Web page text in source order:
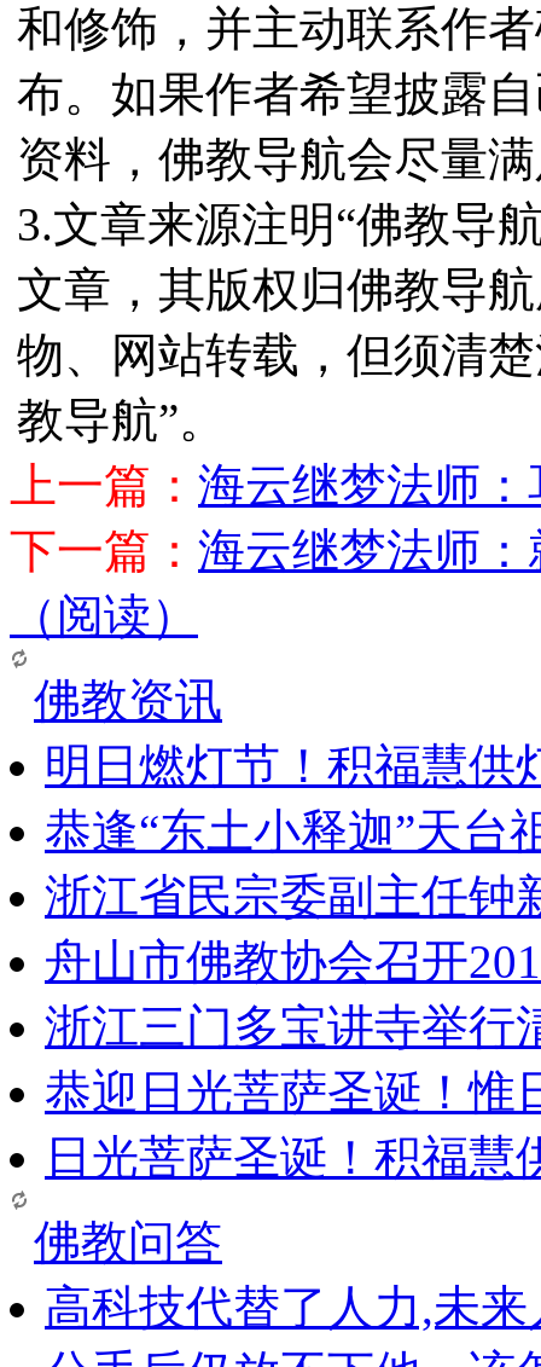
和修饰，并主动联系作
布。如果作者希望披露
资料，佛教导航会尽量
3.文章来源注明“佛教导
文章，其版权归佛教导
物、网站转载，但须清
教导航”。
上一篇： 海云继梦法师
下一篇： 海云继梦法师
（阅读）
佛教资讯
明日燃灯节！积福慧供
恭逢“东土小释迦”天台
浙江省民宗委副主任钟
舟山市佛教协会召开
浙江三门多宝讲寺举行
恭迎日光菩萨圣诞！惟
日光菩萨圣诞！积福慧
佛教问答
高科技代替了人力,未